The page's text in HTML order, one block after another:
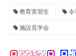
教育実習生 令
施設見学会